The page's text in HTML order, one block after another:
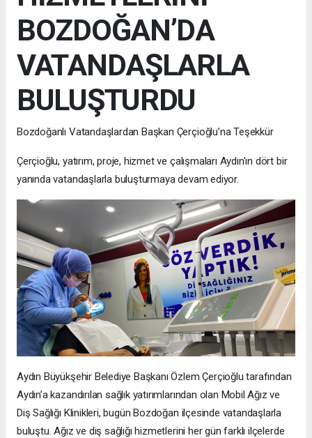
BOZDOĞAN’DA
VATANDAŞLARLA
BULUŞTURDU
Bozdoğanlı Vatandaşlardan Başkan Çerçioğlu’na Teşekkür
Çerçioğlu, yatırım, proje, hizmet ve çalışmaları Aydın'ın dört bir
yanında vatandaşlarla buluşturmaya devam ediyor.
Aydın Büyükşehir Belediye Başkanı Özlem Çerçioğlu tarafından
Aydın’a kazandırılan sağlık yatırımlarından olan Mobil Ağız ve
Diş Sağlığı Klinikleri, bugün Bozdoğan ilçesinde vatandaşlarla
buluştu. Ağız ve diş sağlığı hizmetlerini her gün farklı ilçelerde